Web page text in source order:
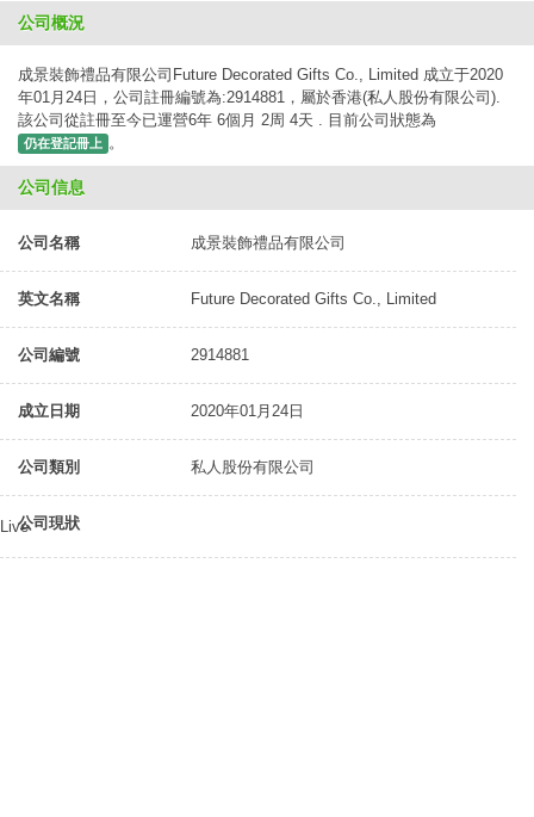
公司概況
成景裝飾禮品有限公司Future Decorated Gifts Co., Limited 成立于2020
年01月24日，公司註冊編號為:2914881，屬於香港(私人股份有限公司).
該公司從註冊至今已運營6年 6個月 2周 4天 . 目前公司狀態為
仍在登記冊上 。
公司信息
公司名稱 成景裝飾禮品有限公司
英文名稱 Future Decorated Gifts Co., Limited
公司編號 2914881
成立日期 2020年01月24日
公司類別 私人股份有限公司
公司現狀
Live